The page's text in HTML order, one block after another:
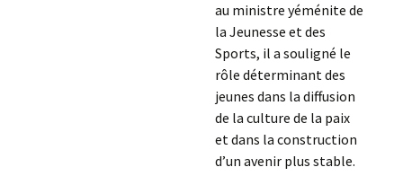
au ministre yéménite de
la Jeunesse et des
Sports, il a souligné le
rôle déterminant des
jeunes dans la diffusion
de la culture de la paix
et dans la construction
d’un avenir plus stable.